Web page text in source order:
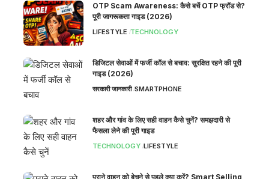
OTP Scam Awareness: कैसे बचें OTP फ्रॉड से?
पूरी जागरूकता गाइड (2026)
LIFESTYLE TECHNOLOGY
डिजिटल सेवाओं में फर्जी कॉल से बचाव: सुरक्षित रहने की पूरी
गाइड (2026)
सरकारी जानकारी SMARTPHONE
शहर और गांव के लिए सही वाहन कैसे चुनें? समझदारी से
फैसला लेने की पूरी गाइड
TECHNOLOGY LIFESTYLE
पुराने वाहन को बेचने से पहले क्या करें? Smart Selling